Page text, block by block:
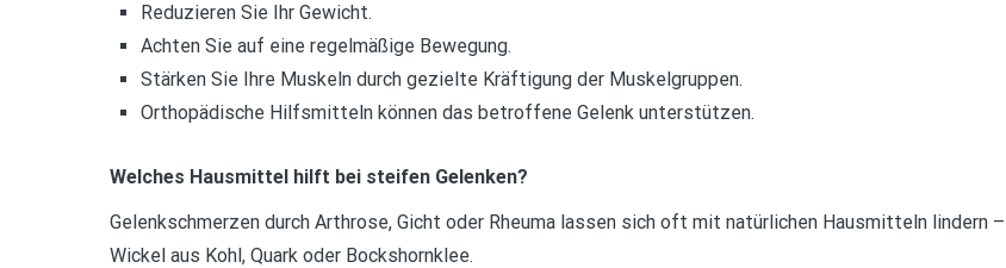
Reduzieren Sie Ihr Gewicht.
Achten Sie auf eine regelmäßige Bewegung.
Stärken Sie Ihre Muskeln durch gezielte Kräftigung der Muskelgruppen.
Orthopädische Hilfsmitteln können das betroffene Gelenk unterstützen.
Welches Hausmittel hilft bei steifen Gelenken?
Gelenkschmerzen durch Arthrose, Gicht oder Rheuma lassen sich oft mit natürlichen Hausmitteln lindern –
Wickel aus Kohl, Quark oder Bockshornklee.